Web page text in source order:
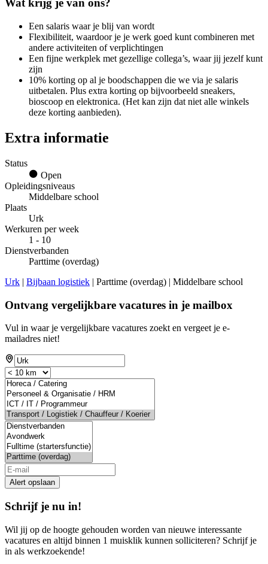
Wat krijg je van ons?
Een salaris waar je blij van wordt
Flexibiliteit, waardoor je je werk goed kunt combineren met
andere activiteiten of verplichtingen
Een fijne werkplek met gezellige collega’s, waar jij jezelf kunt
zijn
10% korting op al je boodschappen die we via je salaris
uitbetalen. Plus extra korting op bijvoorbeeld sneakers,
bioscoop en elektronica. (Het kan zijn dat niet alle winkels
deze korting aanbieden).
Extra informatie
Status
Open
Opleidingsniveaus
Middelbare school
Plaats
Urk
Werkuren per week
1 - 10
Dienstverbanden
Parttime (overdag)
Urk | Bijbaan logistiek | Parttime (overdag) | Middelbare school
Ontvang vergelijkbare vacatures in je mailbox
Vul in waar je vergelijkbare vacatures zoekt en vergeet je e-
mailadres niet!
Alert opslaan
Schrijf je nu in!
Wil jij op de hoogte gehouden worden van nieuwe interessante
vacatures en altijd binnen 1 muisklik kunnen solliciteren? Schrijf je
in als werkzoekende!